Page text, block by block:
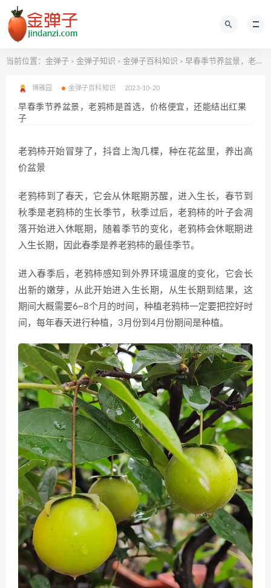
当前位置： 金弹子 > 金弹子知识 > 金弹子百科知识 > 早春季节养盆景，老鸦柿是首选，价格便宜，还能结出红果子
博雅园 金弹子百科知识 2023-10-20
早春季节养盆景，老鸦柿是首选，价格便宜，还能结出红果
子
老鸦柿开始冒芽了，抖音上淘几棵，种在花盆里，养出高
价盆景
老鸦柿到了春天，它会从休眠期苏醒，进入生长，春节到
秋季是老鸦柿的生长季节，秋季过后，老鸦柿的叶子会凋
落开始进入休眠期，随着季节的变化，老鸦柿会休眠期进
入生长期，因此春季是养老鸦柿的最佳季节。
进入春季后，老鸦柿感知到外界环境温度的变化，它会长
出新的嫩芽，从此开始进入生长期，从生长期到结果，这
期间大概需要6~8个月的时间，种植老鸦柿一定要把控好时
间，每年春天进行种植，3月份到4月份期间是种植。